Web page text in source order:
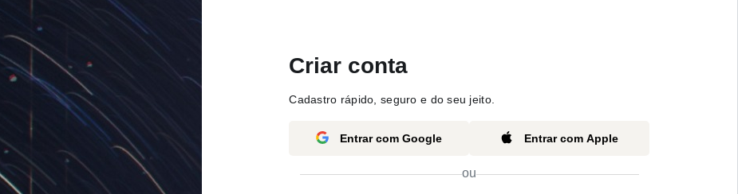
Criar conta
Cadastro rápido, seguro e do seu jeito.
Entrar com Google Entrar com Apple
ou